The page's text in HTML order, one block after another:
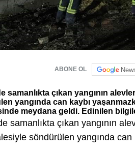
ABONE OL
samanlıkta çıkan yangının
yangında can kaybı
meydana geldi. Edinilen
samanlıkta çıkan yangının
söndürülen yangında